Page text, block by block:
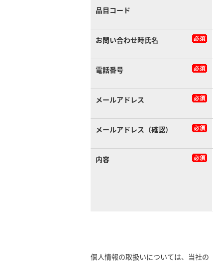
品目コード
お問い合わせ時氏名
電話番号
メールアドレス
メールアドレス（確認）
内容
個人情報の取扱いについては、当社の